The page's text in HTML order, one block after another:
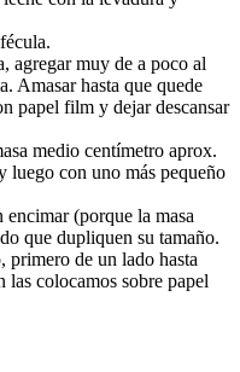
agregar muy de a poco al
Amasar hasta que quede
papel film y dejar descansar
medio centímetro aprox.
luego con uno más pequeño
(porque la masa
que dupliquen su tamaño.
primero de un lado hasta
colocamos sobre papel